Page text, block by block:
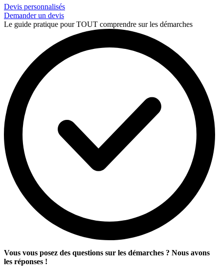
Devis personnalisés
Demander un devis
Le guide pratique pour TOUT comprendre sur les démarches
Vous vous posez des questions sur les démarches ? Nous avons
les réponses !